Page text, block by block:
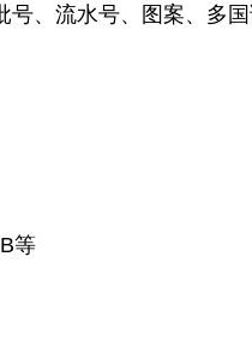
号、流水号、图案、多
等